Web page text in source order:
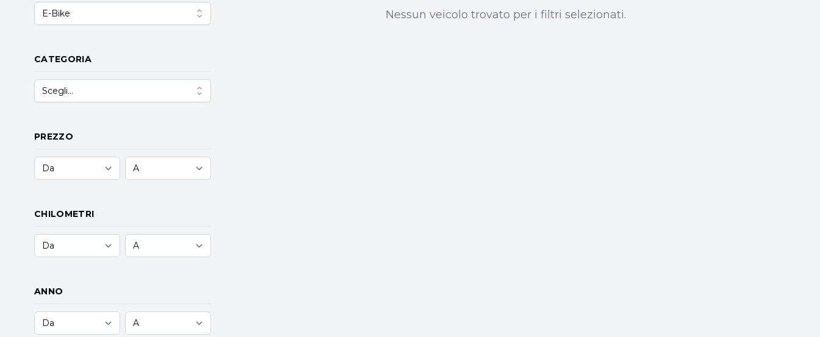
E-Bike
CATEGORIA
Scegli...
PREZZO
CHILOMETRI
ANNO
Nessun veicolo trovato per i filtri selezionati.